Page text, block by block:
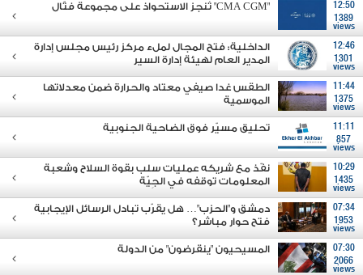
12:50
1389
views
"CMA CGM" تُنجز الاستحواذ على مجموعة فتّال
12:46
1301
views
الداخلية: فتح المجال لملء مركز رئيس مجلس إدارة
المدير العام لهيئة إدارة السير
11:44
1375
views
الطقس غدا صيفي معتاد والحرارة ضمن معدلاتها
الموسمية
11:11
857
views
تحليق مسيّر فوق الضاحية الجنوبية
10:29
1435
views
نفّذ مع شريكه عمليات سلب بقوة السلاح وشعبة
المعلومات توقفه في الجِيّة
07:34
1953
views
دمشق و"الحزب"… هل يقرّب تبادل الرسائل الإيجابية
فتح حوار مباشر؟
07:30
2066
views
المسيحيون "ينقرضون" من الدولة